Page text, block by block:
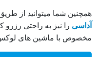
همچنین شما میتوانید از
آداسی را نیز به راحتی رزرو
مخصوص با ماشین های لوکس